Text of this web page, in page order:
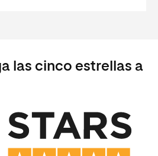
las cinco estrellas a